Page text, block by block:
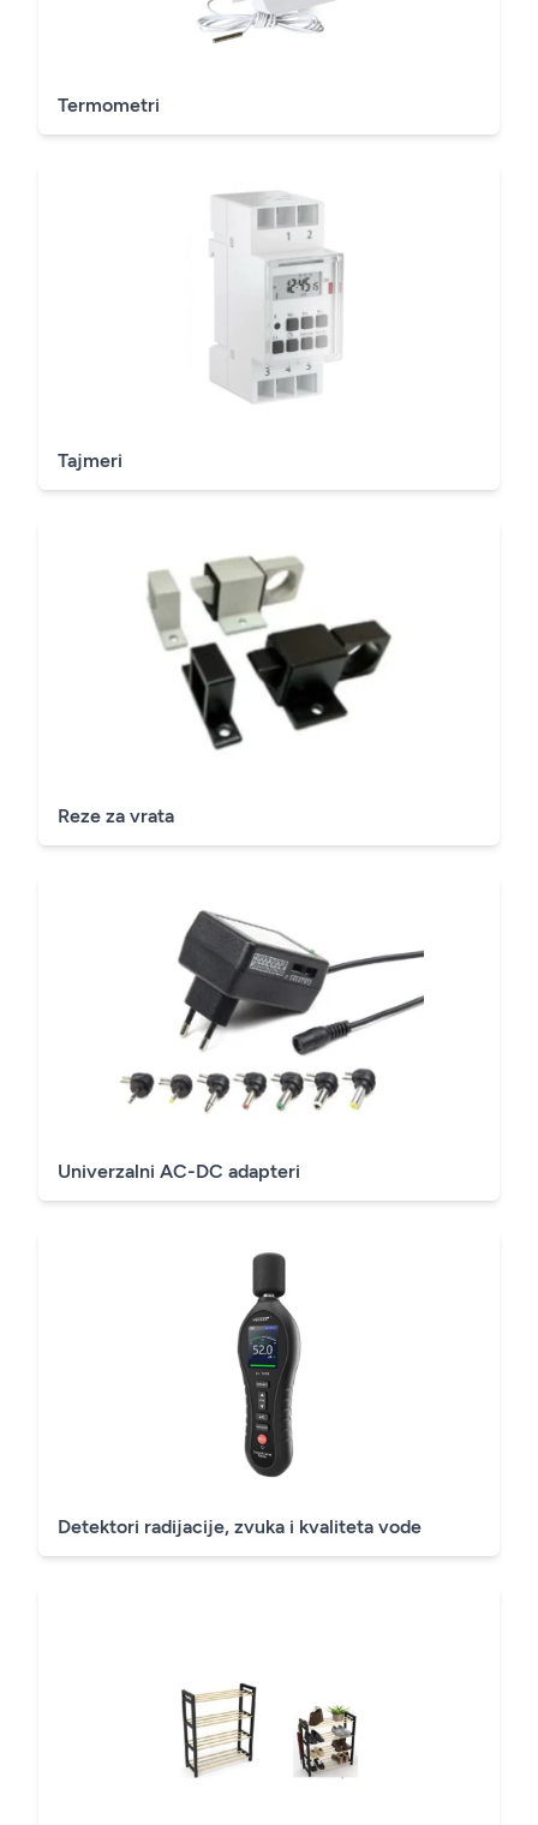
Termometri
Tajmeri
Reze za vrata
Univerzalni AC-DC adapteri
Detektori radijacije, zvuka i kvaliteta vode